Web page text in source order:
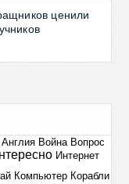
ценили
Англия Война Вопрос
Интернет
Компьютер Корабли